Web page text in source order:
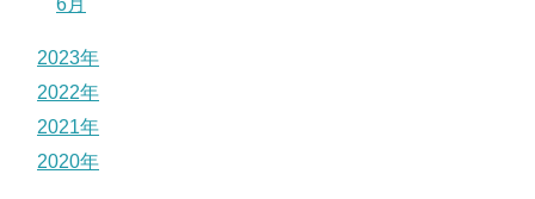
6月
2023年
2022年
2021年
2020年